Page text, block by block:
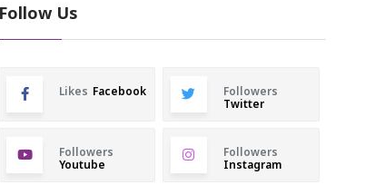
Follow Us
Likes Facebook
Followers
Twitter
Followers
Youtube
Followers
Instagram